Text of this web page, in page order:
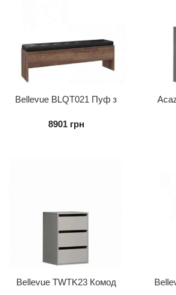
Bellevue BLQT021 Пуф з
8901 грн
Bellevue TWTK23 Комод